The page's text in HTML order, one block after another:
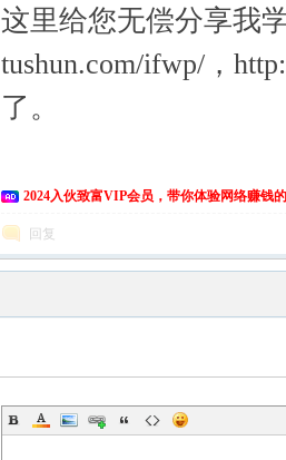
这里给您无偿分享我
tushun.com/ifwp/，
了。
2024入伙致富VIP会员，带你体验网络赚钱
回复